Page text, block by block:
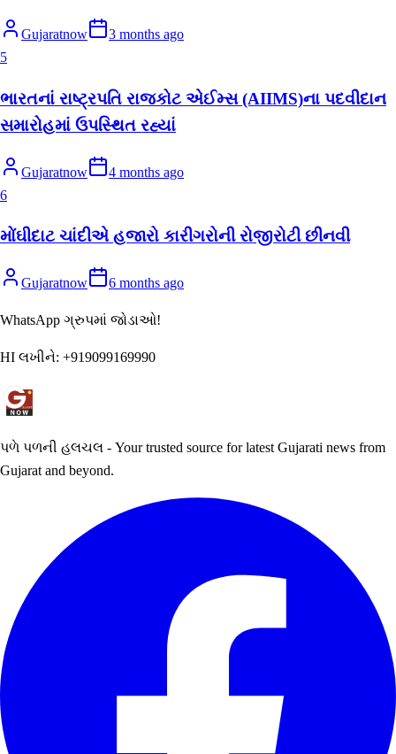
Gujaratnow
3 months ago
5
ભારતનાં રાષ્ટ્રપતિ રાજકોટ એઈમ્સ (AIIMS)ના પદવીદાન
સમારોહમાં ઉપસ્થિત રહ્યાં
Gujaratnow
4 months ago
6
મોંઘીદાટ ચાંદીએ હજારો કારીગરોની રોજીરોટી છીનવી
Gujaratnow 6 months ago
WhatsApp ગ્રુપમાં જોડાઓ!
HI લખીને: +919099169990
પળે પળની હલચલ - Your trusted source for latest Gujarati news from
Gujarat and beyond.